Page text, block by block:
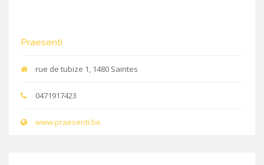
Praesenti
rue de tubize 1, 1480 Saintes
0471917423
www.praesenti.be